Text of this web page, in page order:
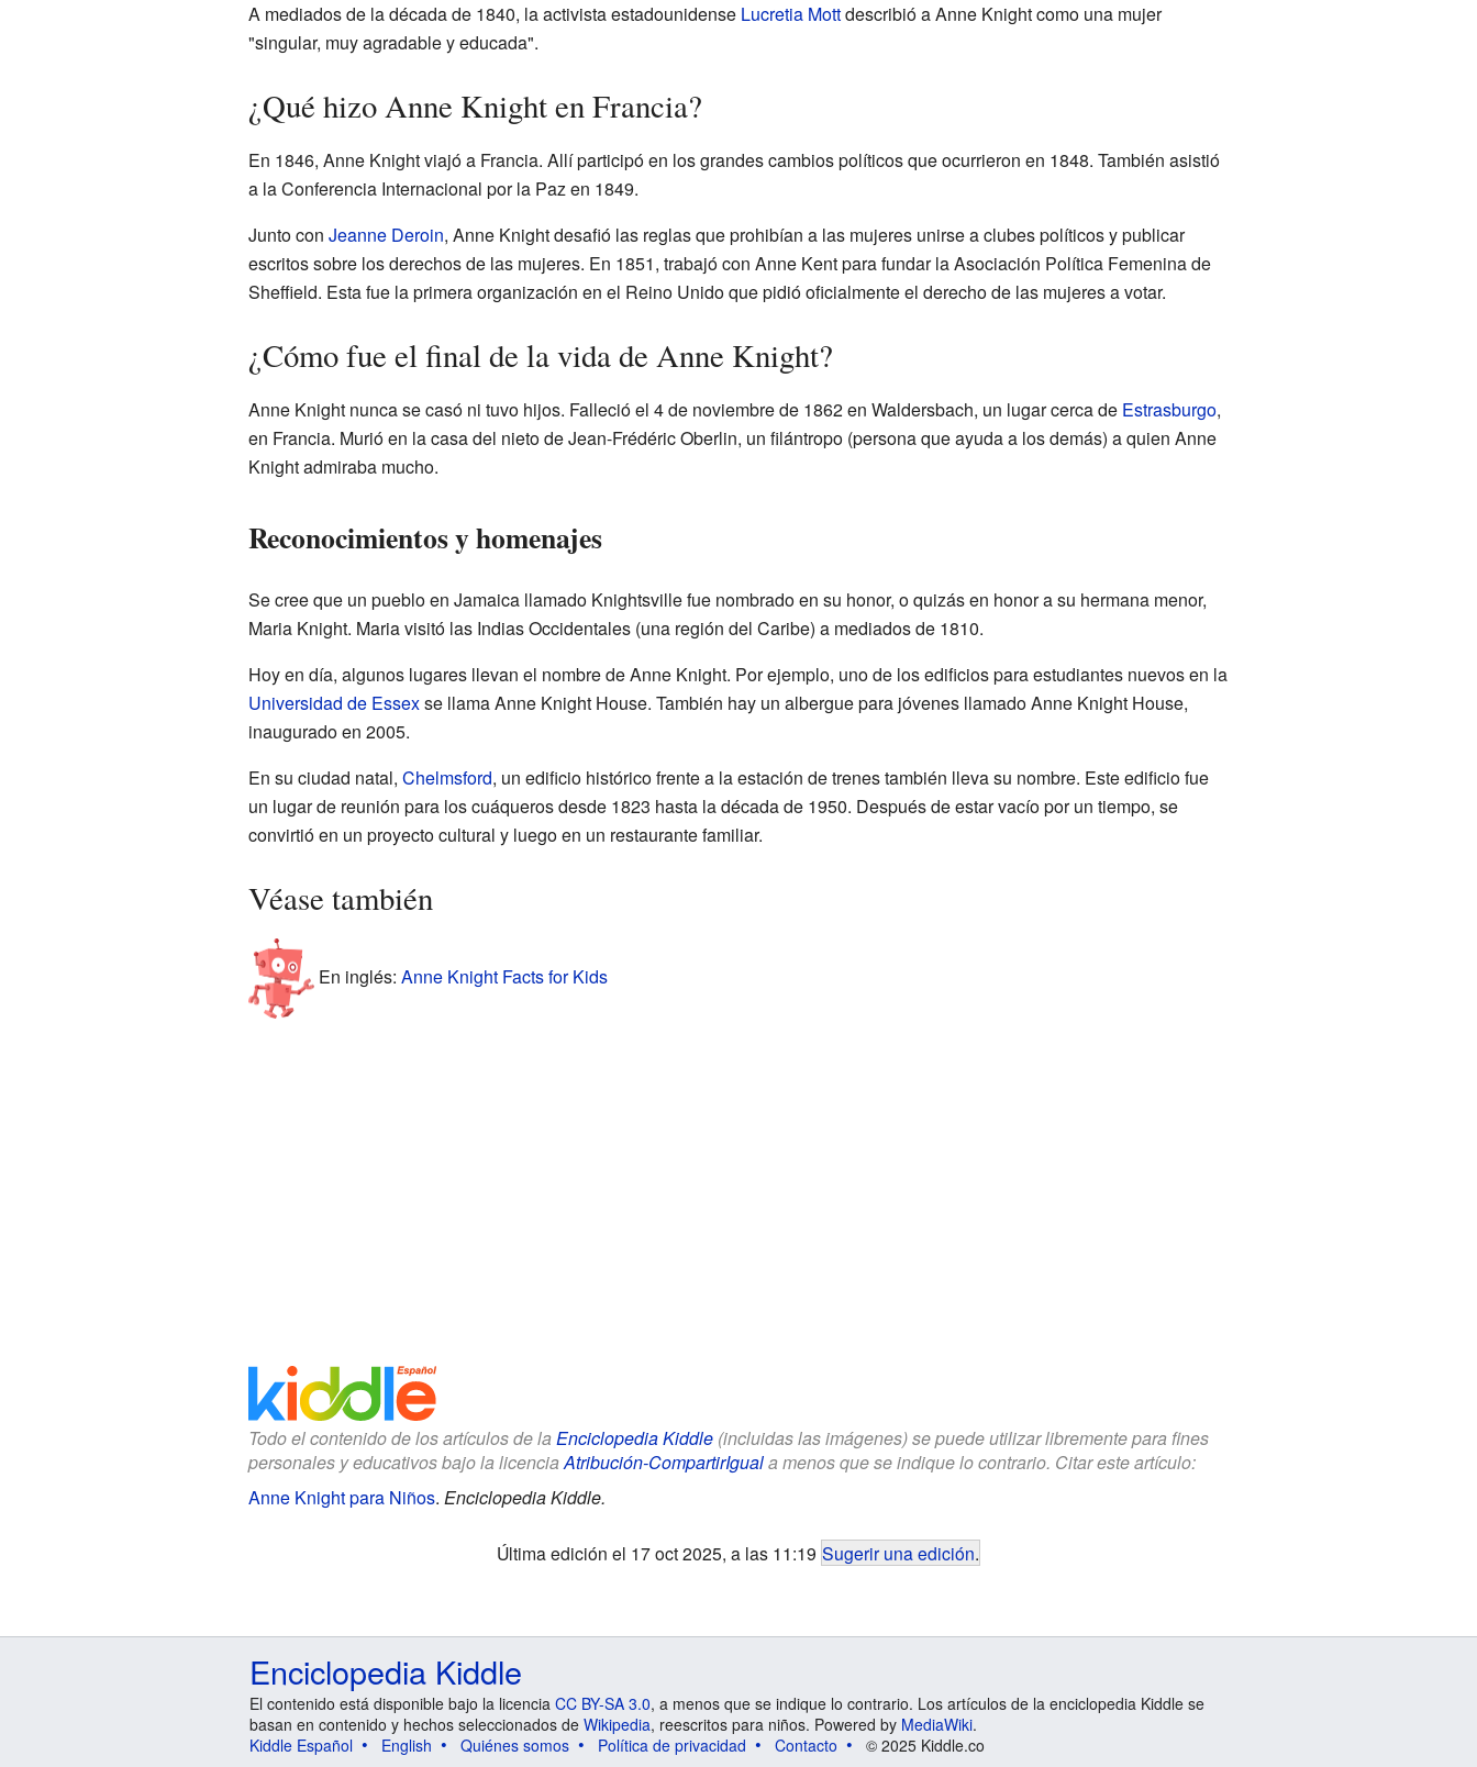
A mediados de la década de 1840, la activista estadounidense Lucretia Mottdescribió a Anne Knight como una mujer
"singular, muy agradable y educada".
¿Qué hizo Anne Knight en Francia?
En 1846, Anne Knight viajó a Francia. Allí participó en los grandes cambios políticos que ocurrieron en 1848. También asistió
a la Conferencia Internacional por la Paz en 1849.
Junto con Jeanne Deroin, Anne Knight desafió las reglas que prohibían a las mujeres unirse a clubes políticos y publicar
escritos sobre los derechos de las mujeres. En 1851, trabajó con Anne Kent para fundar la Asociación Política Femenina de
Sheffield. Esta fue la primera organización en el Reino Unido que pidió oficialmente el derecho de las mujeres a votar.
¿Cómo fue el final de la vida de Anne Knight?
Anne Knight nunca se casó ni tuvo hijos. Falleció el 4 de noviembre de 1862 en Waldersbach, un lugar cerca de Estrasburgo,
en Francia. Murió en la casa del nieto de Jean-Frédéric Oberlin, un filántropo (persona que ayuda a los demás) a quien Anne
Knight admiraba mucho.
Reconocimientos y homenajes
Se cree que un pueblo en Jamaica llamado Knightsville fue nombrado en su honor, o quizás en honor a su hermana menor,
Maria Knight. Maria visitó las Indias Occidentales (una región del Caribe) a mediados de 1810.
Hoy en día, algunos lugares llevan el nombre de Anne Knight. Por ejemplo, uno de los edificios para estudiantes nuevos en la
Universidad de Essexse llama Anne Knight House. También hay un albergue para jóvenes llamado Anne Knight House,
inaugurado en 2005.
En su ciudad natal, Chelmsford, un edificio histórico frente a la estación de trenes también lleva su nombre. Este edificio fue
un lugar de reunión para los cuáqueros desde 1823 hasta la década de 1950. Después de estar vacío por un tiempo, se
convirtió en un proyecto cultural y luego en un restaurante familiar.
Véase también
En inglés: Anne Knight Facts for Kids
Todo el contenido de los artículos de la Enciclopedia Kiddle(incluidas las imágenes) se puede utilizar libremente para fines
personales y educativos bajo la licenciaAtribución-CompartirIguala menos que se indique lo contrario. Citar este artículo:
Anne Knight para Niños. Enciclopedia Kiddle.
Última edición el 17 oct 2025, a las 11:19 Sugerir una edición.
Enciclopedia Kiddle
El contenido está disponible bajo la licencia CC BY-SA 3.0, a menos que se indique lo contrario. Los artículos de la enciclopedia Kiddle se
basan en contenido y hechos seleccionados de Wikipedia, reescritos para niños. Powered by MediaWiki.
Kiddle Español
English Quiénes somos Política de privacidad Contacto © 2025 Kiddle.co